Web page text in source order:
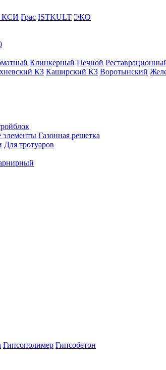
КСИ Грас ISTKULT ЭКО
Клинкерный Печной
КЗ Каширский КЗ Воротынский
Газонная решетка
Для тротуаров
Гипсополимер Гипсобетон